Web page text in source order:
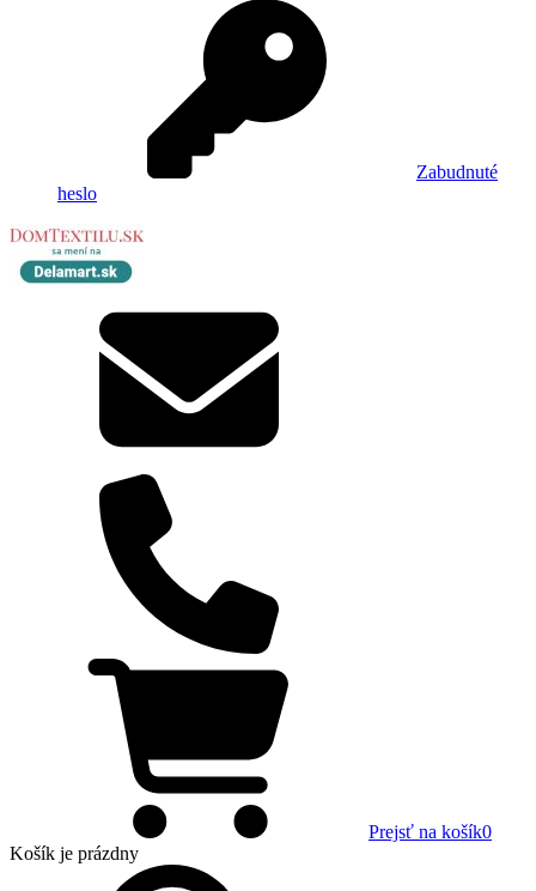
Zabudnuté
heslo
Prejsť na košík0
Košík je prázdny